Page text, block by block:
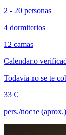
2 - 20 personas
4 dormitorios
12 camas
Calendario
Todavía no se te
33 €
pers./noche (aprox.)